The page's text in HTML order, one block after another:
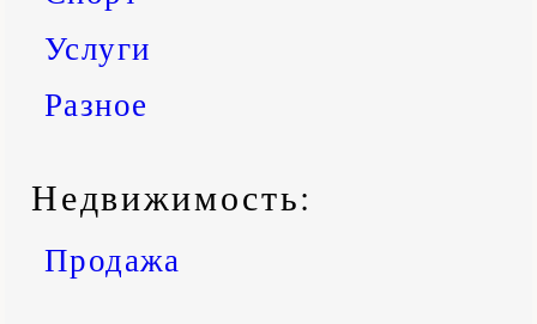
Услуги
Разное
Недвижимость:
Продажа